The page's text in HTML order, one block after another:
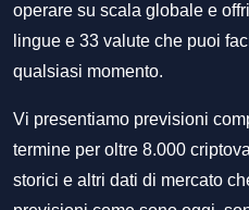
operare su scala globale e
lingue e 33 valute che puoi
qualsiasi momento.
Vi presentiamo previsioni
termine per oltre 8.000
storici e altri dati di mercato